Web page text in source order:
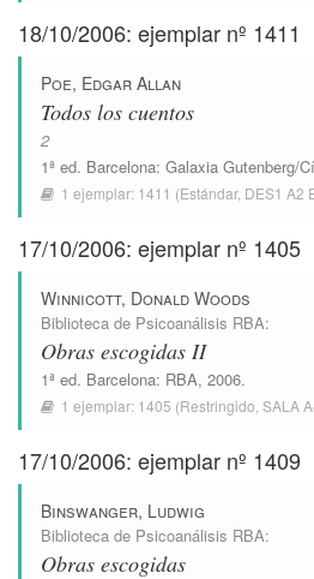
18/10/2006: ejemplar nº 1411
Poe, Edgar Allan
Todos los cuentos
2
1ª ed. Barcelona: Galaxia Gutenberg/
1 ejemplar: 1411 (Estándar, DES1 A2
17/10/2006: ejemplar nº 1405
Winnicott, Donald Woods
Biblioteca de Psicoanálisis RBA:
Obras escogidas II
1ª ed. Barcelona: RBA, 2006.
1 ejemplar: 1405 (Restringido, SALA
17/10/2006: ejemplar nº 1409
Binswanger, Ludwig
Biblioteca de Psicoanálisis RBA:
Obras escogidas